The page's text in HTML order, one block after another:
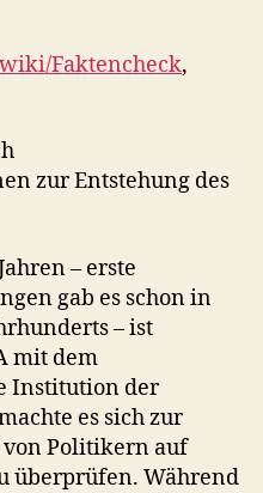
Faktencheck,
zur Entstehung des
– erste
gab es schon in
– ist
mit dem
Institution der
es sich zur
von Politikern auf
überprüfen. Während